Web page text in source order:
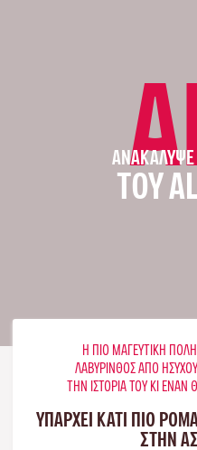
ΑΝΑΚΆΛΥΨΕ
ΤΟΥ
Η ΠΙΟ ΜΑΓΕΥΤΙΚΉ
ΛΑΒΎΡΙΝΘΟΣ ΑΠΌ
ΤΗΝ ΙΣΤΟΡΊΑ ΤΟΥ ΚΙ ΈΝΑΝ
ΥΠΑΡΧΕΙ ΚΑΤΙ ΠΙΟ
ΣΤΗΝ